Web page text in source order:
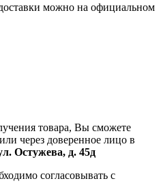
можно на официальном
товара, Вы сможете
через доверенное лицо в
Остужева, д. 45д
согласовывать с